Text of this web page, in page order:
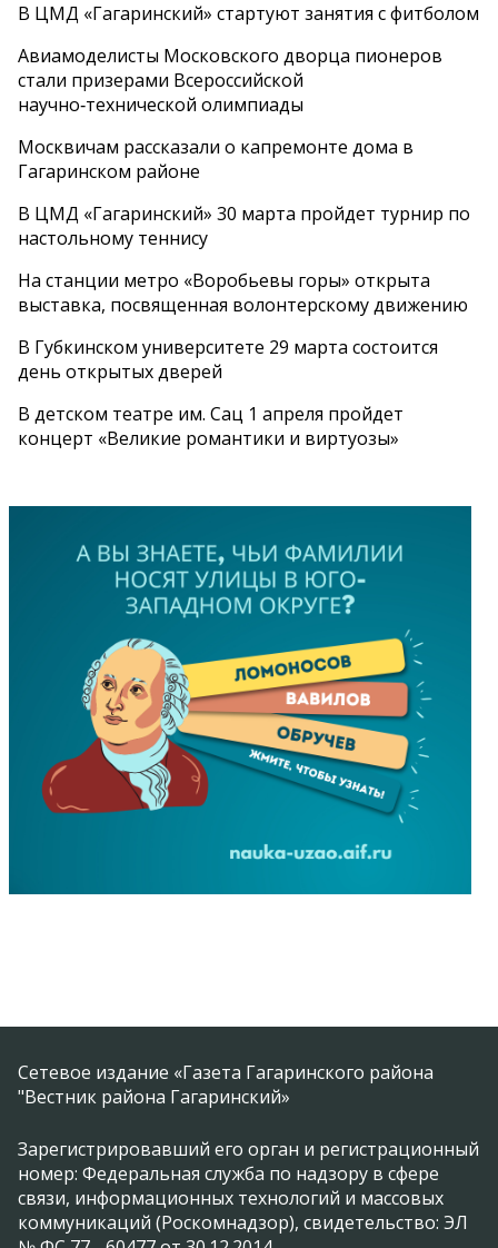
В ЦМД «Гагаринский» стартуют занятия с фитболом
Авиамоделисты Московского дворца пионеров
стали призерами Всероссийской
научно‑технической олимпиады
Москвичам рассказали о капремонте дома в
Гагаринском районе
В ЦМД «Гагаринский» 30 марта пройдет турнир по
настольному теннису
На станции метро «Воробьевы горы» открыта
выставка, посвященная волонтерскому движению
В Губкинском университете 29 марта состоится
день открытых дверей
В детском театре им. Сац 1 апреля пройдет
концерт «Великие романтики и виртуозы»
Сетевое издание «Газета Гагаринского района
"Вестник района Гагаринский»
Зарегистрировавший его орган и регистрационный
номер: Федеральная служба по надзору в сфере
связи, информационных технологий и массовых
коммуникаций (Роскомнадзор), свидетельство: ЭЛ